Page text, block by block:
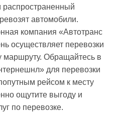
распространенный
автомобили.
компания «Автотранс
осуществляет перевозки
маршруту. Обращайтесь в
для перевозки
рейсом к месту
ощутите выгоду и
по перевозке.